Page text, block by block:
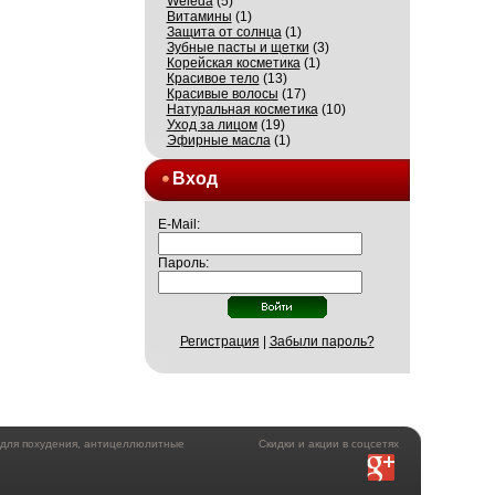
Витамины (1)
Защита от солнца(1)
Зубные пасты и щетки (3)
Корейская косметика(1)
Красивое тело(13)
Красивые волосы (17)
Натуральная косметика(10)
Уход за лицом(19)
Эфирные масла(1)
Вход
E-Mail:
Пароль:
Регистрация Забыли пароль?
Скидки и акции в соцсетях
похудения, антицеллюлитные